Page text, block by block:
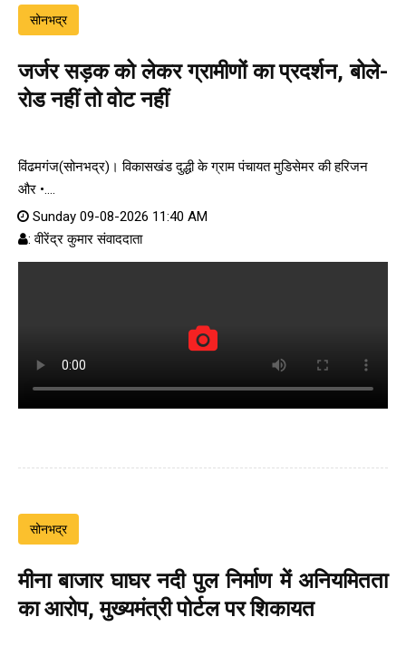
सोनभद्र
जर्जर सड़क को लेकर ग्रामीणों का प्रदर्शन, बोले-
रोड नहीं तो वोट नहीं
विंढमगंज(सोनभद्र)। विकासखंड दुद्धी के ग्राम पंचायत मुडिसेमर की हरिजन
और •....
Sunday 09-08-2026 11:40 AM
: वीरेंद्र कुमार संवाददाता
सोनभद्र
मीना बाजार घाघर नदी पुल निर्माण में अनियमितता
का आरोप, मुख्यमंत्री पोर्टल पर शिकायत